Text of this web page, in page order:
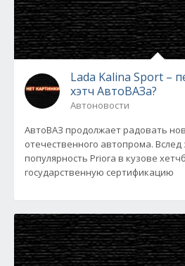
Lada Kalina Sport –
хэтч АвтоВАЗа?
Автоновости
АвтоВАЗ продолжает радовать
отечественного автопрома.
популярность Priora в кузове
государственную сертификацию